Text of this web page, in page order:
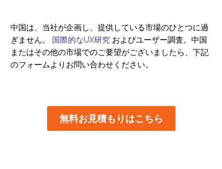
中国は、当社が企画し、提供している市場のひとつに過
ぎません。
国際的なUX研究 およびユーザー調査。中国
またはその他の市場でのご要望がございましたら、下記
のフォームよりお問い合わせください。
無料お見積もりはこちら